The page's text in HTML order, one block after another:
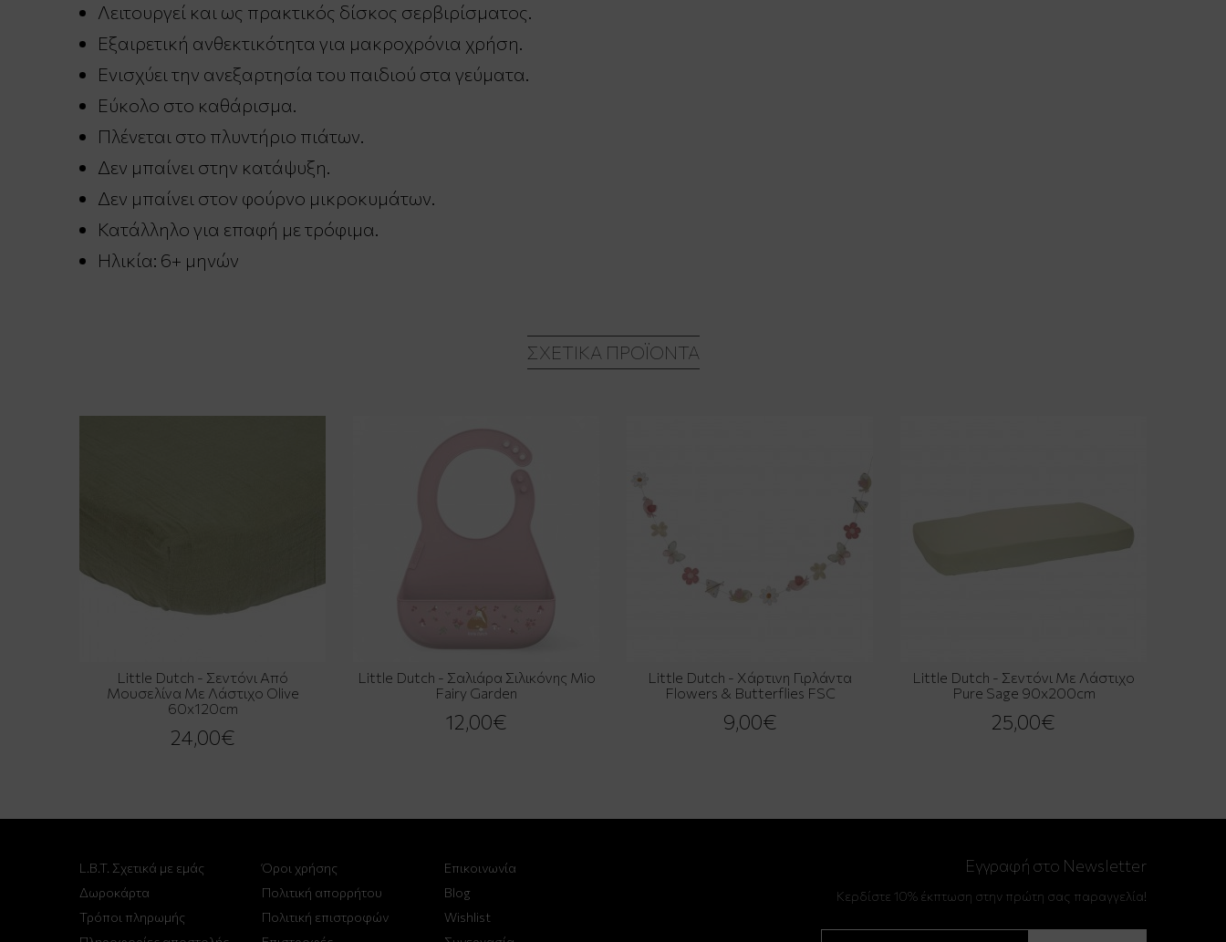
Λειτουργεί και ως πρακτικός δίσκος σερβιρίσματος.
Εξαιρετική ανθεκτικότητα για μακροχρόνια χρήση.
Ενισχύει την ανεξαρτησία του παιδιού στα γεύματα.
Εύκολο στο καθάρισμα.
Πλένεται στο πλυντήριο πιάτων.
Δεν μπαίνει στην κατάψυξη.
Δεν μπαίνει στον φούρνο μικροκυμάτων.
Κατάλληλο για επαφή με τρόφιμα.
Ηλικία: 6+ μηνών
ΣΧΕΤΙΚΆ ΠΡΟΪΌΝΤΑ
Little Dutch - Σεντόνι Από
Μουσελίνα Με Λάστιχο Olive
60x120cm
24,00€
Little Dutch - Σαλιάρα Σιλικόνης Mio
Fairy Garden
12,00€
Little Dutch - Χάρτινη Γιρλάντα
Flowers & Butterflies FSC
9,00€
Little Dutch - Σεντόνι Με Λάστιχο
Pure Sage 90x200cm
25,00€
L.B.T. Σχετικά με εμάς
Δωροκάρτα
Τρόποι πληρωμής
Όροι χρήσης
Πολιτική απορρήτου
Πολιτική επιστροφών
Επικοινωνία
Blog
Wishlist
Εγγραφή στο Newsletter
Κερδίστε 10% έκπτωση στην πρώτη σας παραγγελία!